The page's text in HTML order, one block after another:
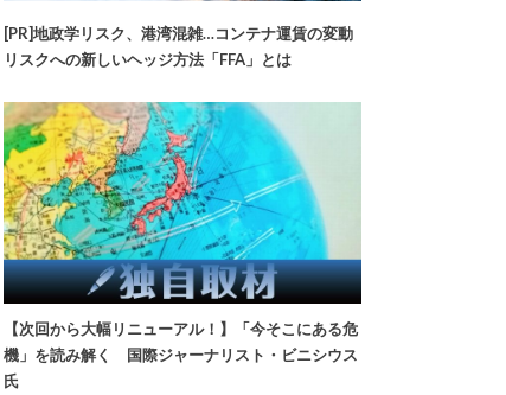
[PR]地政学リスク、港湾混雑…コンテナ運賃の変動
リスクへの新しいヘッジ方法「FFA」とは
【次回から大幅リニューアル！】「今そこにある危
機」を読み解く 国際ジャーナリスト・ビニシウス
氏